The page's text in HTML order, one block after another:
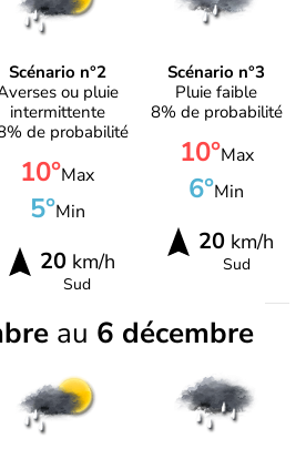
Scénario n°2
ou pluie
intermittente
de probabilité
10°Max
5°Min
20km/h
Sud
Scénario n°3
Pluie faible
8% de probabilité
10°Max
6°Min
20 km/h
Sud
au 6 décembre